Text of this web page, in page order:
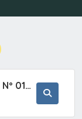
CONCORRÊNCIA PRESENCIAL Nº 019/2025 - PAVIMENTAÇÃO ASFÁLTICA EM TRECHO DA RUA 2 NO BAIRRO VILA SOARES NO MUNICÍPIO DE SETE BARRAS/SP.